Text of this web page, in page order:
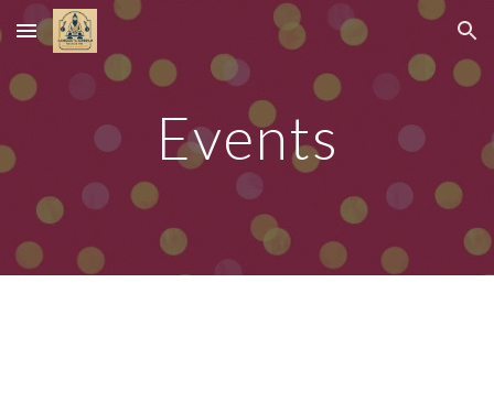
Skip to main content Skip to navigation
Events